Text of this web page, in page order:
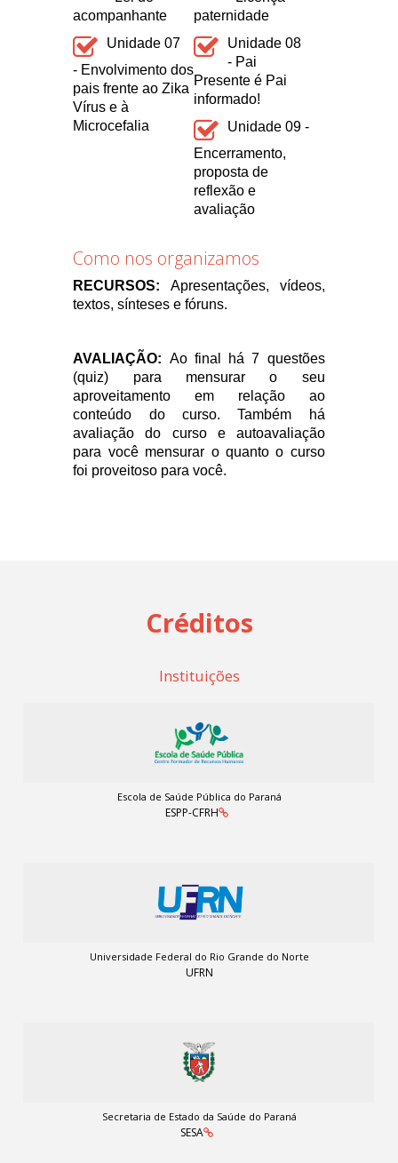
acompanhante
paternidade
Unidade 07
- Envolvimento dos
pais frente ao Zika
Vírus e à
Microcefalia
Unidade 08
- Pai
Presente é Pai
informado!
Unidade 09 -
Encerramento,
proposta de
reflexão e
avaliação
Como nos organizamos
RECURSOS: Apresentações, vídeos,
textos, sínteses e fóruns.
AVALIAÇÃO: Ao final há 7 questões
(quiz) para mensurar o seu
aproveitamento em relação ao
conteúdo do curso. Também há
avaliação do curso e autoavaliação
para você mensurar o quanto o curso
foi proveitoso para você.
Créditos
Instituições
Escola de Saúde Pública do Paraná
ESPP-CFRH
Universidade Federal do Rio Grande do Norte
UFRN
Secretaria de Estado da Saúde do Paraná
SESA